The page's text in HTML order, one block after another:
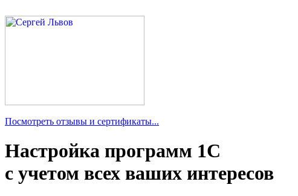
Посмотреть отзывы и сертификаты...
Настройка программ 1С
с учетом всех ваших интересов